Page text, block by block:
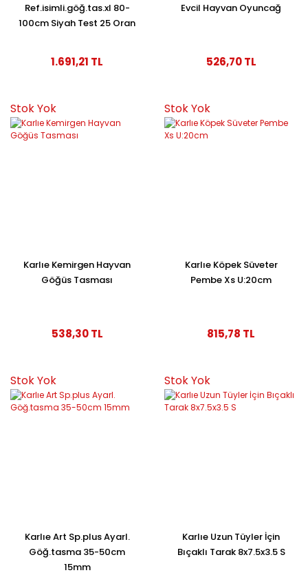
Ref.isimli.göğ.tas.xl 80-
100cm Siyah Test 25 Oran
1.691,21 TL
Evcil Hayvan Oyuncağ
526,70 TL
Stok Yok
Karlıe Kemirgen Hayvan
Göğüs Tasması
538,30 TL
Stok Yok
Karlıe Köpek Süveter
Pembe Xs U:20cm
815,78 TL
Stok Yok
Karlıe Art Sp.plus Ayarl.
Göğ.tasma 35-50cm
15mm
Stok Yok
Karlıe Uzun Tüyler İçin
Bıçaklı Tarak 8x7.5x3.5 S